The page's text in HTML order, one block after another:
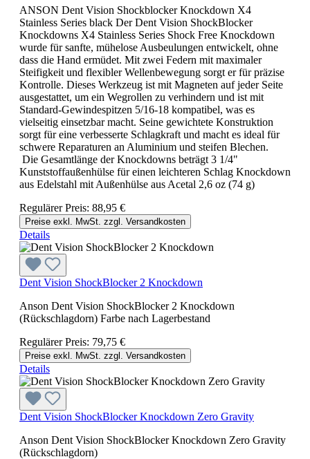
ANSON Dent Vision Shockblocker Knockdown X4
Stainless Series black Der Dent Vision ShockBlocker
Knockdowns X4 Stainless Series Shock Free Knockdown
wurde für sanfte, mühelose Ausbeulungen entwickelt, ohne
dass die Hand ermüdet. Mit zwei Federn mit maximaler
Steifigkeit und flexibler Wellenbewegung sorgt er für präzise
Kontrolle. Dieses Werkzeug ist mit Magneten auf jeder Seite
ausgestattet, um ein Wegrollen zu verhindern und ist mit
Standard-Gewindespitzen 5/16-18 kompatibel, was es
vielseitig einsetzbar macht. Seine gewichtete Konstruktion
sorgt für eine verbesserte Schlagkraft und macht es ideal für
schwere Reparaturen an Aluminium und steifen Blechen.
Die Gesamtlänge der Knockdowns beträgt 3 1/4"
Kunststoffaußenhülse für einen leichteren Schlag Knockdown
aus Edelstahl mit Außenhülse aus Acetal 2,6 oz (74 g)
Regulärer Preis: 88,95 €
Preise exkl. MwSt. zzgl. Versandkosten
Details
Dent Vision ShockBlocker 2 Knockdown
Anson Dent Vision ShockBlocker 2 Knockdown
(Rückschlagdorn) Farbe nach Lagerbestand
Regulärer Preis: 79,75 €
Preise exkl. MwSt. zzgl. Versandkosten
Details
Dent Vision ShockBlocker Knockdown Zero Gravity
Anson Dent Vision ShockBlocker Knockdown Zero Gravity
(Rückschlagdorn)